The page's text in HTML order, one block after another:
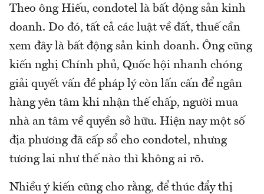
Theo ông Hiếu, condotel là bất động sản kinh
doanh. Do đó, tất cả các luật về đất, thuế cần
xem đây là bất động sản kinh doanh. Ông cũng
kiến nghị Chính phủ, Quốc hội nhanh chóng
giải quyết vấn đề pháp lý còn lấn cấn để ngân
hàng yên tâm khi nhận thế chấp, người mua
nhà an tâm về quyền sở hữu. Hiện nay một số
địa phương đã cấp sổ cho condotel, nhưng
tương lai như thế nào thì không ai rõ.
Nhiều ý kiến cũng cho rằng, để thúc đẩy thị